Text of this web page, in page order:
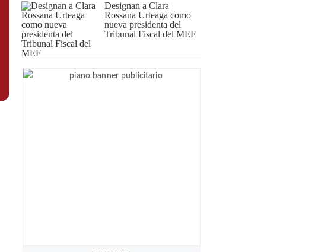
Designan a Clara
Rossana Urteaga como
nueva presidenta del
Tribunal Fiscal del MEF